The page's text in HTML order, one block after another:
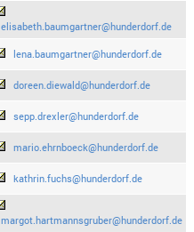
elisabeth.baumgartner@hunderdorf.de
lena.baumgartner@hunderdorf.de
doreen.diewald@hunderdorf.de
sepp.drexler@hunderdorf.de
mario.ehrnboeck@hunderdorf.de
kathrin.fuchs@hunderdorf.de
margot.hartmannsgruber@hunderdorf.de